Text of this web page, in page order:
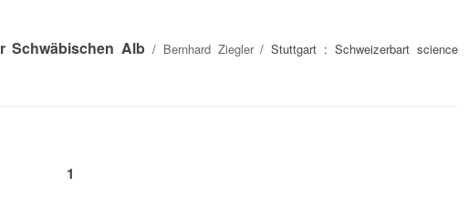
Schwäbischen Alb / Bernhard Ziegler/ Stuttgart : Schweizerbart science
1